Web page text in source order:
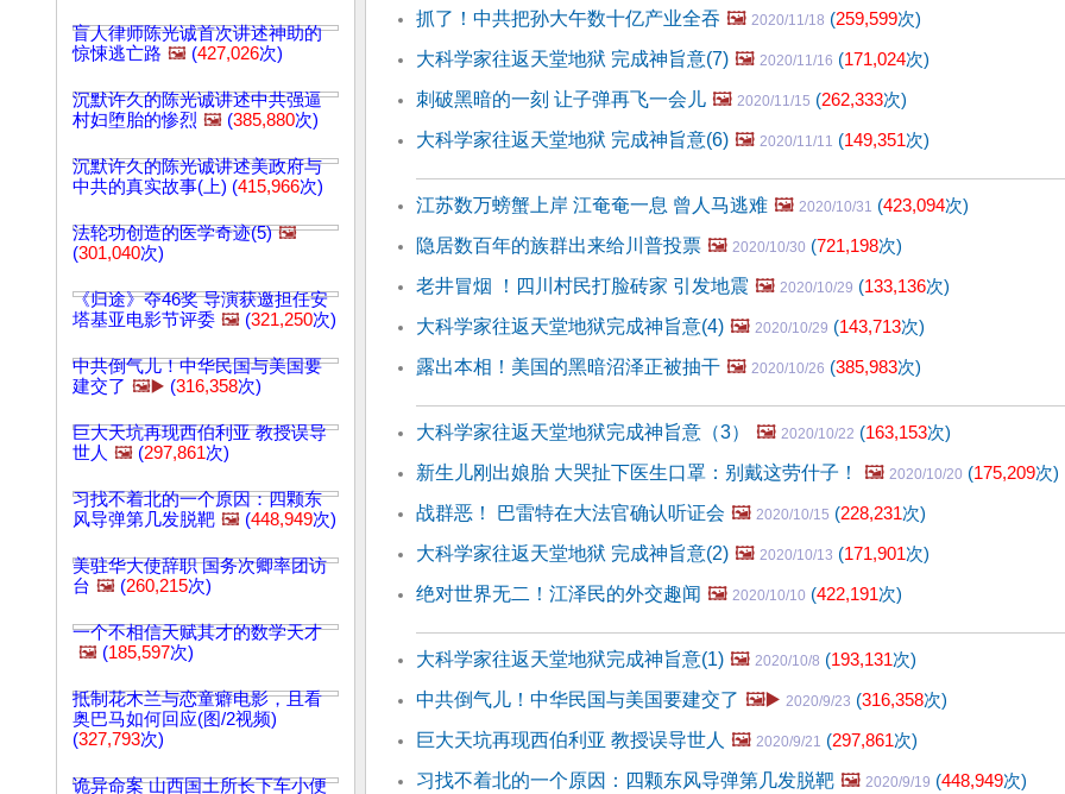
盲人律师陈光诚首次讲述神助的
惊悚逃亡路 🖼️ (427,026次)
沉默许久的陈光诚讲述中共强逼
村妇堕胎的惨烈 🖼️ (385,880次)
沉默许久的陈光诚讲述美政府与
中共的真实故事(上) (415,966次)
法轮功创造的医学奇迹(5) 🖼️
(301,040次)
《归途》夺46奖 导演获邀担任安
塔基亚电影节评委 🖼️ (321,250次)
中共倒气儿！中华民国与美国要
建交了 🖼️▶️ (316,358次)
巨大天坑再现西伯利亚 教授误导
世人 🖼️ (297,861次)
习找不着北的一个原因：四颗东
风导弹第几发脱靶 🖼️ (448,949次)
美驻华大使辞职 国务次卿率团访
台 🖼️ (260,215次)
一个不相信天赋其才的数学天才
🖼️ (185,597次)
抵制花木兰与恋童癖电影，且看
奥巴马如何回应(图/2视频)
(327,793次)
诡异命案 山西国土所长下车小便
抓了！中共把孙大午数十亿产业全吞 🖼️ 2020/11/18 (259,599次)
大科学家往返天堂地狱 完成神旨意(7) 🖼️ 2020/11/16 (171,024次)
刺破黑暗的一刻 让子弹再飞一会儿 🖼️ 2020/11/15 (262,333次)
大科学家往返天堂地狱 完成神旨意(6) 🖼️ 2020/11/11 (149,351次)
江苏数万螃蟹上岸 江奄奄一息 曾人马逃难 🖼️ 2020/10/31 (423,094次)
隐居数百年的族群出来给川普投票 🖼️ 2020/10/30 (721,198次)
老井冒烟 ！四川村民打脸砖家 引发地震 🖼️ 2020/10/29 (133,136次)
大科学家往返天堂地狱完成神旨意(4) 🖼️ 2020/10/29 (143,713次)
露出本相！美国的黑暗沼泽正被抽干 🖼️ 2020/10/26 (385,983次)
大科学家往返天堂地狱完成神旨意（3） 🖼️ 2020/10/22 (163,153次)
新生儿刚出娘胎 大哭扯下医生口罩：别戴这劳什子！
🖼️ 2020/10/20 (175,209次)
战群恶！ 巴雷特在大法官确认听证会 🖼️ 2020/10/15 (228,231次)
大科学家往返天堂地狱 完成神旨意(2) 🖼️ 2020/10/13 (171,901次)
绝对世界无二！江泽民的外交趣闻 🖼️ 2020/10/10 (422,191次)
大科学家往返天堂地狱完成神旨意(1) 🖼️ 2020/10/8 (193,131次)
中共倒气儿！中华民国与美国要建交了 🖼️▶️ 2020/9/23 (316,358次)
巨大天坑再现西伯利亚 教授误导世人 🖼️ 2020/9/21 (297,861次)
习找不着北的一个原因：四颗东风导弹第几发脱靶 🖼️ 2020/9/19 (448,949次)